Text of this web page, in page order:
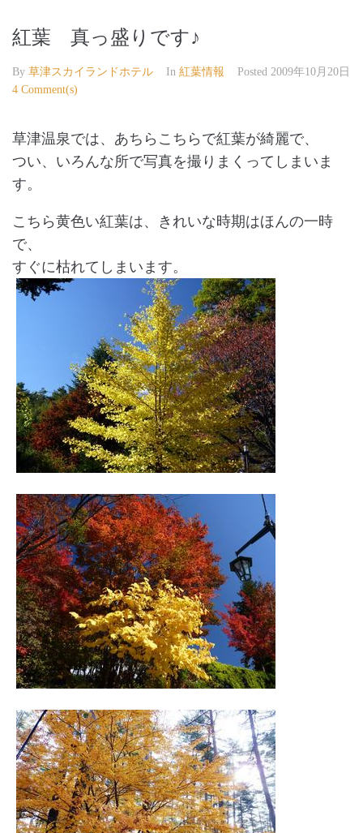
紅葉 真っ盛りです♪
By 草津スカイランドホテル In 紅葉情報 Posted 2009年10月20日
4 Comment(s)
草津温泉では、あちらこちらで紅葉が綺麗で、
つい、いろんな所で写真を撮りまくってしまいま
す。
こちら黄色い紅葉は、きれいな時期はほんの一時
で、
すぐに枯れてしまいます。